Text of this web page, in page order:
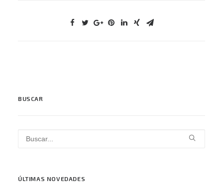
BUSCAR
ÚLTIMAS NOVEDADES